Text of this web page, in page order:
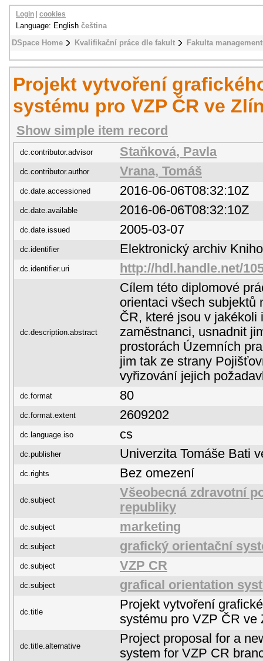
DSpace Home Kvalifikační práce dle fakult Fakulta
Login cookies
Language: English čeština
Projekt vytvoření
systému pro VZP ČR ve
Show simple item record
dc.contributor.advisor Staňková, Pavla
dc.contributor.author Vrana, Tomáš
dc.date.accessioned 2016-06-06T08:32:10Z
dc.date.available 2016-06-06T08:32:10Z
dc.date.issued 2005-03-07
dc.identifier Elektronický archiv
dc.identifier.uri http://hdl.handle.net/
dc.description.abstract
Cílem této diplomové
orientaci všech subjektů
ČR, které jsou v jakékoli
zaměstnanci, usnadnit
prostorách Územních
jim tak ze strany
vyřizování jejich
dc.format 80
dc.format.extent 2609202
dc.language.iso cs
dc.publisher Univerzita Tomáše Bati
dc.rights Bez omezení
dc.subject
Všeobecná zdravotní
republiky
dc.subject marketing
dc.subject grafický orientační
dc.subject VZP CR
dc.subject grafical orientation
dc.title
Projekt vytvoření
systému pro VZP ČR ve
dc.title.alternative
Project proposal for a
system for VZP CR